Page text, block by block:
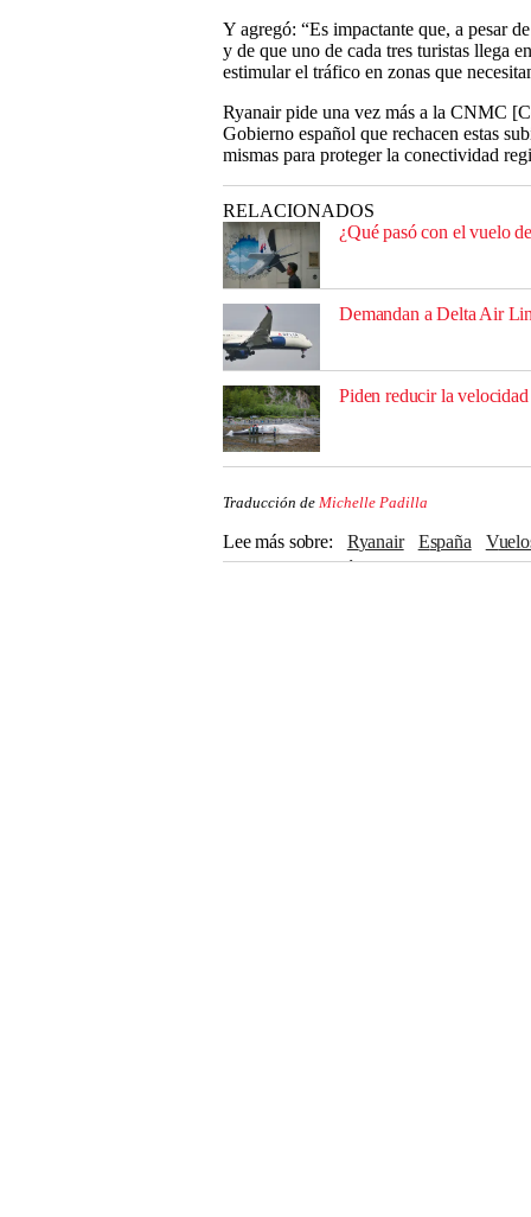
Y agregó: “Es impactante que, a pesar
y de que uno de cada tres turistas llega
estimular el tráfico en zonas que
Ryanair pide una vez más a la CNMC
Gobierno español que rechacen estas
mismas para proteger la conectividad
RELACIONADOS
¿Qué pasó con el vuelo
Demandan a Delta Air
Piden reducir la
Traducción de Michelle Padilla
Lee más sobre Ryanair España
Zaragoza
Aerolíneas Viajes Turismo